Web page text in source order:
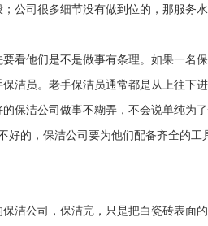
公司很多细节没有做到位的，那服务
看他们是不是做事有条理。如果一名
洁员。老手保洁员通常都是从上往下
保洁公司做事不糊弄，不会说单纯为
好的，保洁公司要为他们配备齐全的工
洁公司，保洁完，只是把白瓷砖表面的